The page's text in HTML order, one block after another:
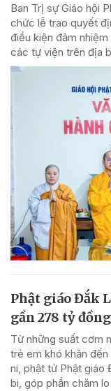
Ban Trị sự Giáo hội
chức lễ trao quyết
điều kiện đảm
các tự viện trên địa
Phật giáo Đắk
gần 278 tỷ
Từ những suất cơm
trẻ em khó khăn
ni, phật tử Phật giáo
bi, góp phần chăm lo